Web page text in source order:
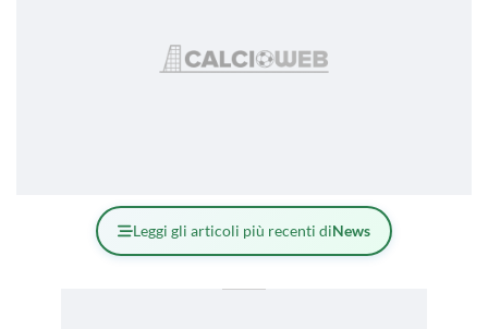
Leggi gli articoli più recenti diNews